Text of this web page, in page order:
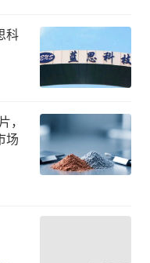
科
，
场